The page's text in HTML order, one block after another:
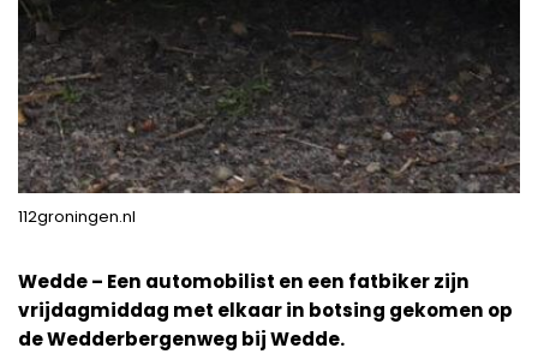
112groningen.nl
Wedde – Een automobilist en een fatbiker zijn
vrijdagmiddag met elkaar in botsing gekomen op
de Wedderbergenweg bij Wedde.